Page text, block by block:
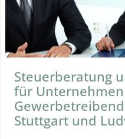
Steuerberatung
für
Stuttgart und